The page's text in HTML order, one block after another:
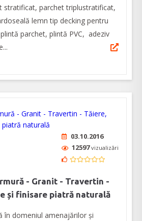
stratificat, parchet triplustratificat,
lemn tip decking pentru
parchet, plintă PVC, adeziv
03.10.2016
12597vizualizări
- Granit - Travertin -
și finisare piatră naturală
în domeniul amenajărilor și